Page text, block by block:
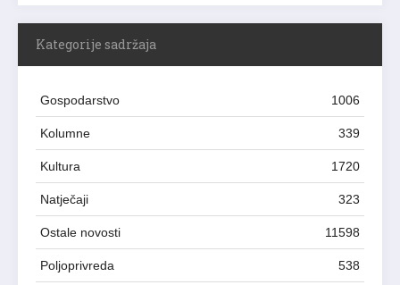
Kategorije sadržaja
Gospodarstvo 1006
Kolumne 339
Kultura 1720
Natječaji 323
Ostale novosti 11598
Poljoprivreda 538